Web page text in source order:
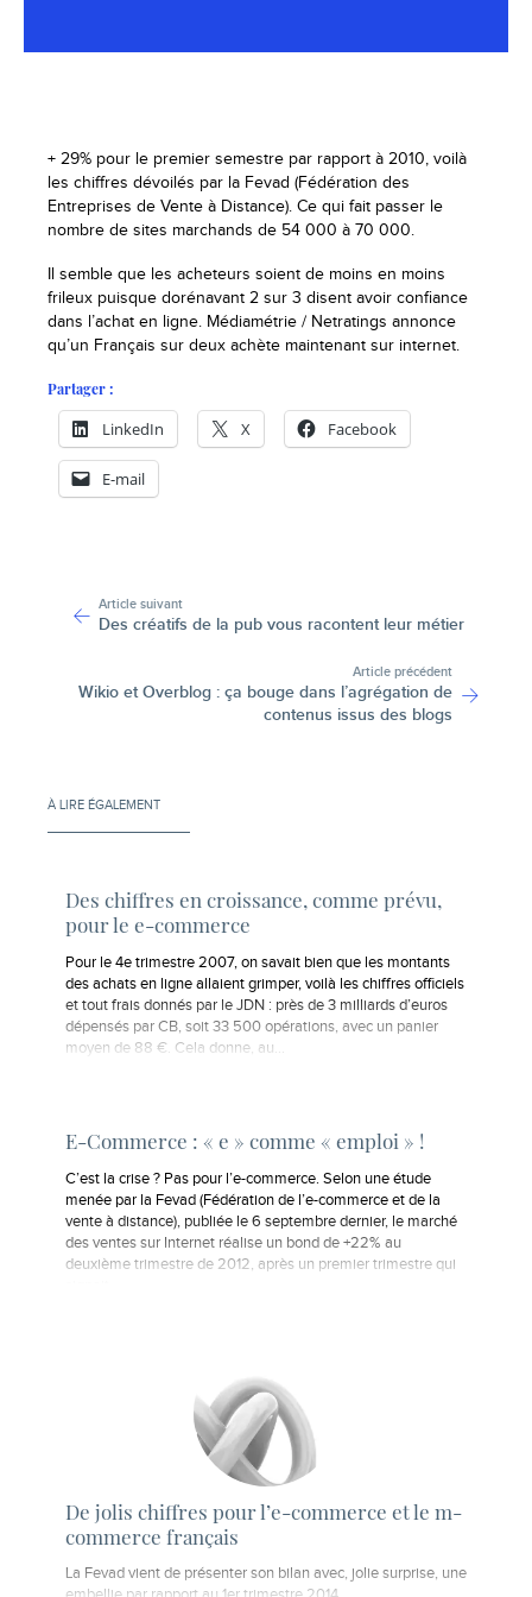
+ 29% pour le premier semestre par rapport à 2010, voilà
les chiffres dévoilés par la Fevad (Fédération des
Entreprises de Vente à Distance). Ce qui fait passer le
nombre de sites marchands de 54 000 à 70 000.
Il semble que les acheteurs soient de moins en moins
frileux puisque dorénavant 2 sur 3 disent avoir confiance
dans l’achat en ligne. Médiamétrie / Netratings annonce
qu’un Français sur deux achète maintenant sur internet.
Partager :
LinkedIn X Facebook
E-mail
Article suivant
Des créatifs de la pub vous racontent leur métier
Article précédent
Wikio et Overblog : ça bouge dans l’agrégation de
contenus issus des blogs
À LIRE ÉGALEMENT
Des chiffres en croissance, comme prévu,
pour le e-commerce
Pour le 4e trimestre 2007, on savait bien que les montants
des achats en ligne allaient grimper, voilà les chiffres officiels
et tout frais donnés par le JDN : près de 3 milliards d’euros
dépensés par CB, soit 33 500 opérations, avec un panier
moyen de 88 €. Cela donne, au…
E-Commerce : « e » comme « emploi » !
C’est la crise ? Pas pour l’e-commerce. Selon une étude
menée par la Fevad (Fédération de l’e-commerce et de la
vente à distance), publiée le 6 septembre dernier, le marché
des ventes sur Internet réalise un bond de +22% au
deuxième trimestre de 2012, après un premier trimestre qui
De jolis chiffres pour l’e-commerce et le m-
commerce français
La Fevad vient de présenter son bilan avec, jolie surprise, une